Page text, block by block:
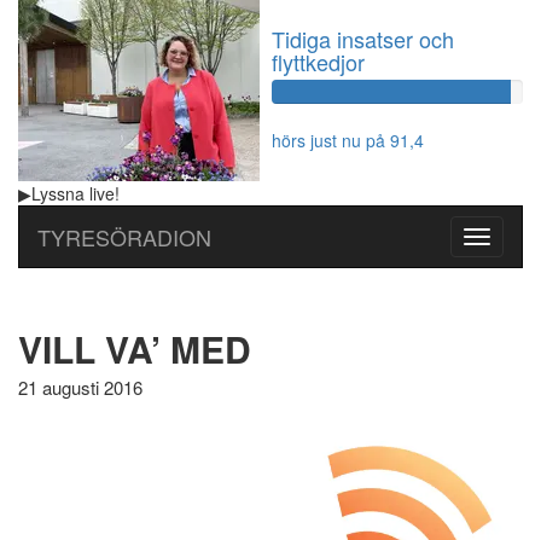
Tidiga insatser och
flyttkedjor
hörs just nu på 91,4
▶Lyssna live!
Toggle
TYRESÖRADION
VILL VA’ MED
21 augusti 2016